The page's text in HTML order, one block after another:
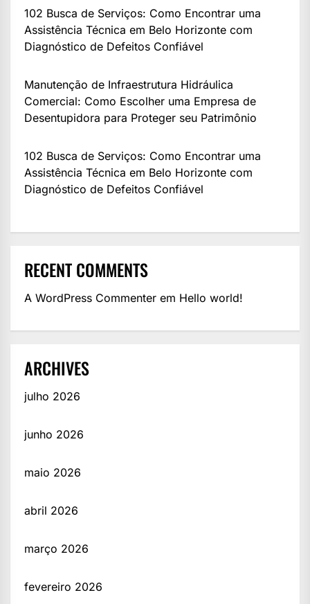
102 Busca de Serviços: Como Encontrar uma
Assistência Técnica em Belo Horizonte com
Diagnóstico de Defeitos Confiável
Manutenção de Infraestrutura Hidráulica
Comercial: Como Escolher uma Empresa de
Desentupidora para Proteger seu Patrimônio
102 Busca de Serviços: Como Encontrar uma
Assistência Técnica em Belo Horizonte com
Diagnóstico de Defeitos Confiável
RECENT COMMENTS
A WordPress Commenter em Hello world!
ARCHIVES
julho 2026
junho 2026
maio 2026
abril 2026
março 2026
fevereiro 2026